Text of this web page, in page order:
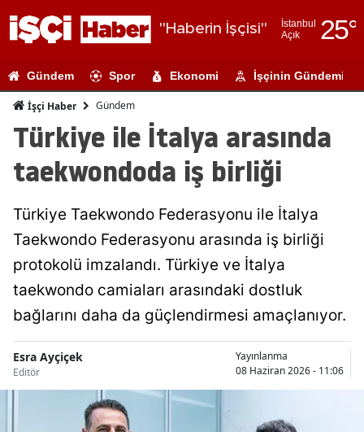
"Haberin İşçisi"
İstanbul
Açık
25°
Adıyaman
Ağrı
Ankara
Antalya
Aydın
Gündem Spor Ekonomi İşçinin Gündemi
İşçi Haber Gündem
Türkiye ile İtalya arasında
taekwondoda iş birliği
Türkiye Taekwondo Federasyonu ile İtalya
Taekwondo Federasyonu arasında iş birliği
protokolü imzalandı. Türkiye ve İtalya
taekwondo camiaları arasındaki dostluk
bağlarını daha da güçlendirmesi amaçlanıyor.
Esra Ayçiçek
Editör
Yayınlanma
08 Haziran 2026 - 11:06